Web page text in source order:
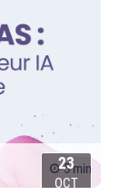
23
OCT
5 min